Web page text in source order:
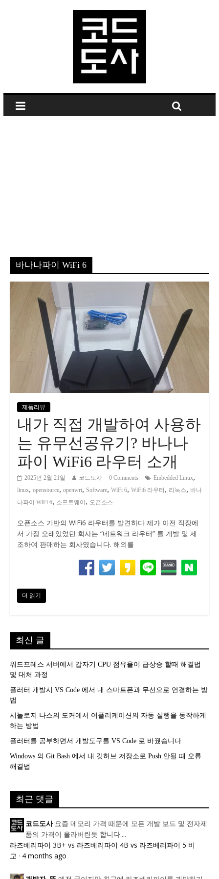
바나나파이 WiFi 6
제품리뷰
내가 직접 개발하여 사용하
는 유무선공유기? 바나나
파이 WiFi6 라우터 소개
2025년 2월 21일 코드도사 0 Comments Embedded Linux,
linux, opensource, openwrt, Software, WiFi 6, WiFi6 라우터 , 리눅스, 바나
나파이 WiFi 6, 소프트웨어 , 오픈소스
오픈소스 기반의 WiFi6 라우터를 발견하다 제가 이전 직장에
서 가장 오래있었던 회사는 “네트워크 라우터” 를 개발 및 제
조하여 판매하는 회사였습니다. 해외를
더 읽기
최신 글
워드프레스 서버에서 갑자기 CPU 점유율이 급상승 할때 해결법
및 대처 과정
플러터 개발시 VS Code 에서 내 스마트폰과 무선으로 연결하는 방
법
시놀로지 나스의 도커에서 어플리케이션의 자동 실행을 동작하게
하는 방법
플러터를 공부하면서 개발도구를 VS Code 로 바꿨습니다
Windows 의 Git Bash 에서 내 깃허브 저장소로 Push 안될 때 오류
해결법
최근 댓글
코드도사 요즘 메모리 가격 때문에 모든 개발 보드 및 전자제
품의 가격이 올라버린듯 합니다....
라즈베리파이 3B+ vs 라즈베리파이 4B vs 라즈베리파이 5 비
교 · 4 months ago